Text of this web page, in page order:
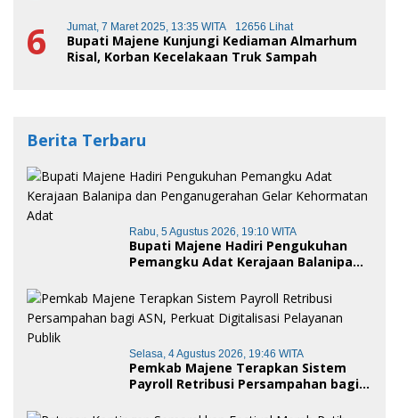
6 Jumat, 7 Maret 2025, 13:35 WITA 12656 Lihat
Bupati Majene Kunjungi Kediaman Almarhum
Risal, Korban Kecelakaan Truk Sampah
Berita Terbaru
Rabu, 5 Agustus 2026, 19:10 WITA
Bupati Majene Hadiri Pengukuhan
Pemangku Adat Kerajaan Balanipa
Kehormatan Adat
Selasa, 4 Agustus 2026, 19:46 WITA
Pemkab Majene Terapkan Sistem
Payroll Retribusi Persampahan bagi